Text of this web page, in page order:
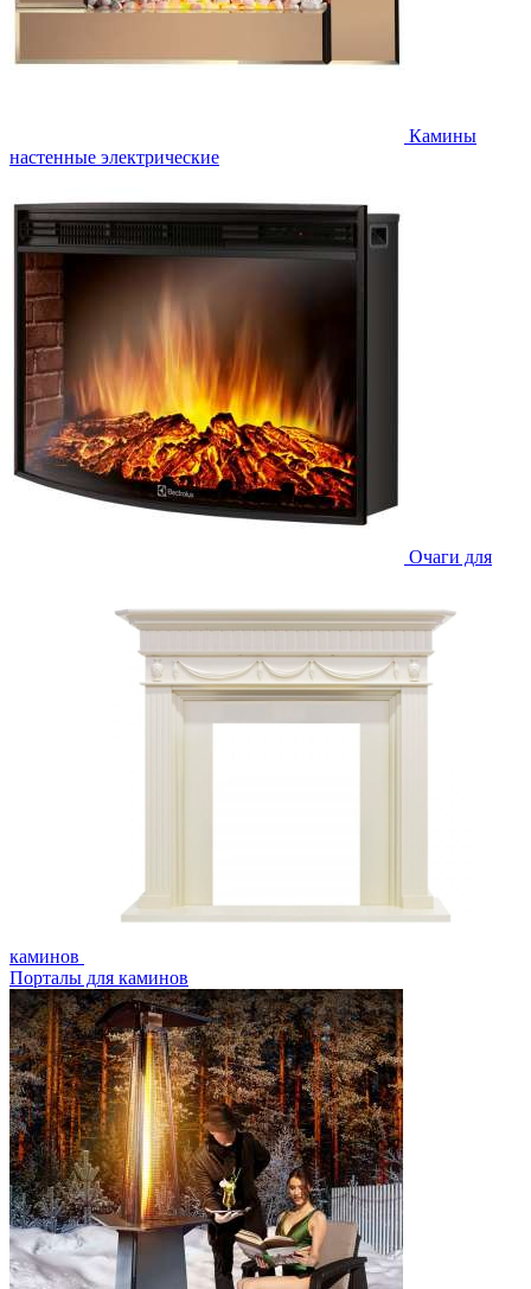
Камины
настенные электрические
Очаги для
каминов
Порталы для каминов